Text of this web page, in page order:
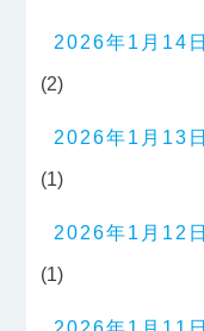
2026年1月14日
(2)
2026年1月13日
(1)
2026年1月12日
(1)